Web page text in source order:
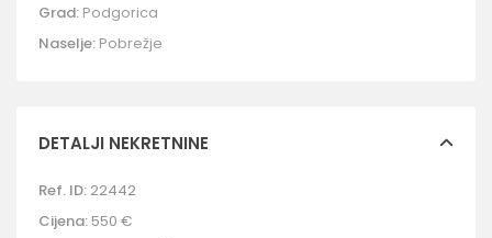
Grad: Podgorica
Naselje: Pobrežje
DETALJI NEKRETNINE
Ref. ID: 22442
Cijena: 550 €